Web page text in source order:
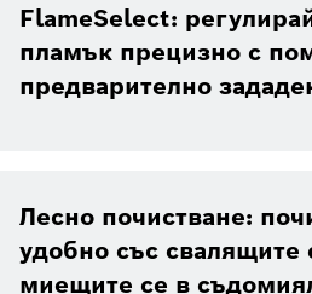
FlameSelect:
пламък прецизно с
предварително
Лесно почистване:
удобно със свалящите
миещите се в